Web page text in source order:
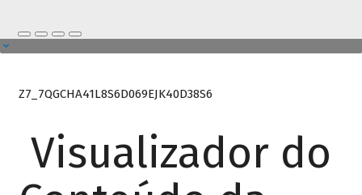
Z7_7QGCHA41L8S6D069EJK40D38S6
Visualizador do